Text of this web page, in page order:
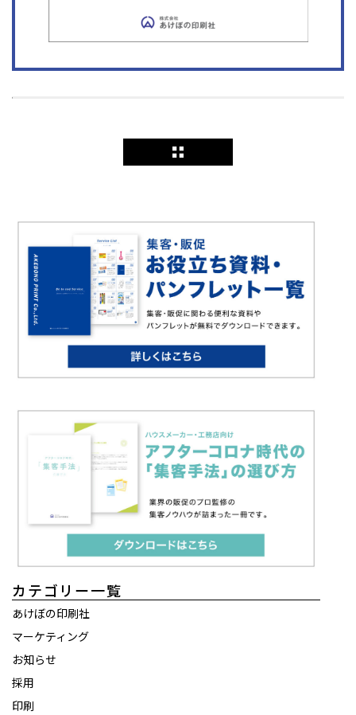
カテゴリー一覧
あけぼの印刷社
マーケティング
お知らせ
採用
印刷